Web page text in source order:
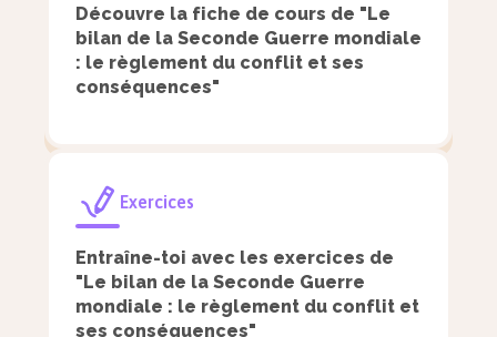
orientale et centrale décident de quitter
en masse leurs pays. D’autres restent,
déterminés à faire reconnaître la
À la sortie de la guerre, les Alliés
décident de juger les crimes des
régimes nazis et japonais pour
tourner la page.
Découvre la fiche de cours de "Le
bilan de la Seconde Guerre mondiale
: le règlement du conflit et ses
conséquences"
Exercices
Entraîne-toi avec les exercices de
"Le bilan de la Seconde Guerre
mondiale : le règlement du conflit et
ses conséquences"